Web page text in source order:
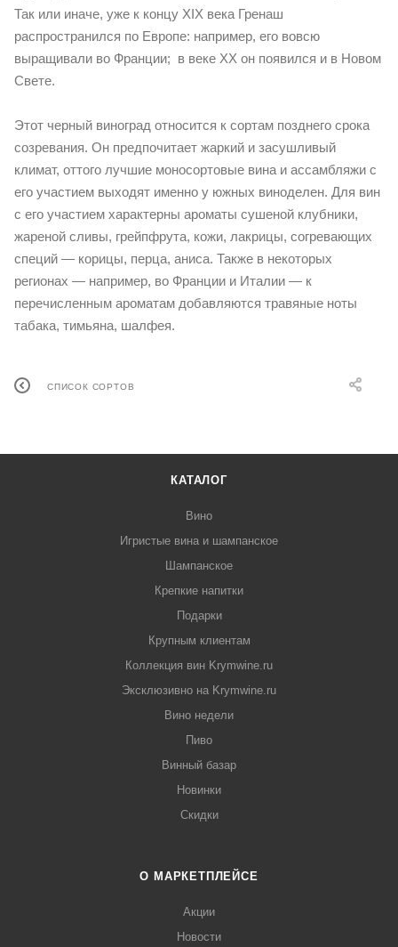
Так или иначе, уже к концу XIX века Гренаш
распространился по Европе: например, его вовсю
выращивали во Франции; в веке ХХ он появился и в Новом
Свете.
Этот черный виноград относится к сортам позднего срока
созревания. Он предпочитает жаркий и засушливый
климат, оттого лучшие моносортовые вина и ассамбляжи с
его участием выходят именно у южных виноделен. Для вин
с его участием характерны ароматы сушеной клубники,
жареной сливы, грейпфрута, кожи, лакрицы, согревающих
специй — корицы, перца, аниса. Также в некоторых
регионах — например, во Франции и Италии — к
перечисленным ароматам добавляются травяные ноты
табака, тимьяна, шалфея.
СПИСОК СОРТОВ
КАТАЛОГ
Вино
Игристые вина и шампанское
Шампанское
Крепкие напитки
Подарки
Крупным клиентам
Коллекция вин Krymwine.ru
Эксклюзивно на Krymwine.ru
Вино недели
Пиво
Винный базар
Новинки
Скидки
О МАРКЕТПЛЕЙСЕ
Акции
Новости